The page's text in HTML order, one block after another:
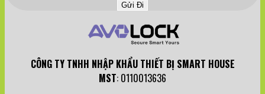
CÔNG TY TNHH NHẬP KHẨU THIẾT BỊ SMART HOUSE
MST: 0110013636